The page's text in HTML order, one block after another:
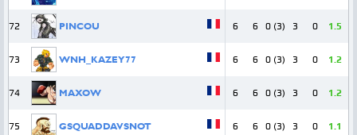
72 PINCOU 6 6 0 (3) 3 0 1.5
73 WNH_KAZEY77 6 6 0 (3) 3 0 1.2
74 MAXOW 6 6 0 (3) 3 0 1.2
75 GSQUADDAVSNOT 6 6 0 (3) 3 0 1.1